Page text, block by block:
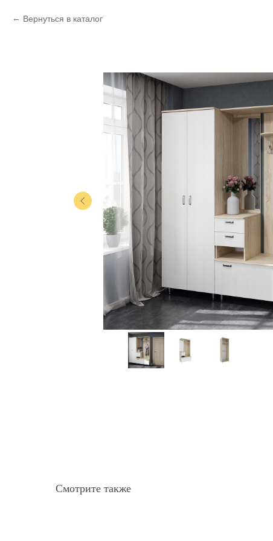
Вернуться в каталог
Смотрите также